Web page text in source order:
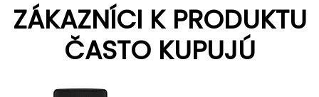
ZÁKAZNÍCI K PRODUKTU
ČASTO KUPUJÚ